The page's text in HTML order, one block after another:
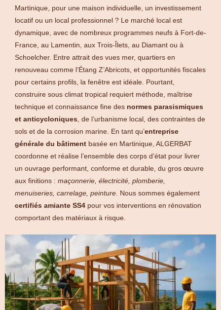
Martinique, pour une maison individuelle, un investissement
locatif ou un local professionnel ? Le marché local est
dynamique, avec de nombreux programmes neufs à Fort-de-
France, au Lamentin, aux Trois-Îlets, au Diamant ou à
Schoelcher. Entre attrait des vues mer, quartiers en
renouveau comme l’Étang Z’Abricots, et opportunités fiscales
pour certains profils, la fenêtre est idéale. Pourtant,
construire sous climat tropical requiert méthode, maîtrise
technique et connaissance fine des normes parasismiques
et anticycloniques , de l’urbanisme local, des contraintes de
sols et de la corrosion marine. En tant qu’entreprise
générale du bâtiment basée en Martinique, ALGERBAT
coordonne et réalise l’ensemble des corps d’état pour livrer
un ouvrage performant, conforme et durable, du gros œuvre
aux finitions : maçonnerie, électricité, plomberie,
menuiseries, carrelage, peinture . Nous sommes également
certifiés amiante SS4 pour vos interventions en rénovation
comportant des matériaux à risque.